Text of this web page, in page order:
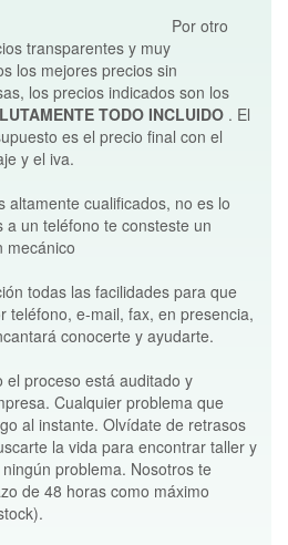
Por otro
transparentes y muy
los mejores precios sin
los precios indicados son los
TODO INCLUIDO . El
es el precio final con el
y el iva.
altamente cualificados, no es lo
a un teléfono te consteste un
mecánico
todas las facilidades para que
teléfono, e-mail, fax, en presencia,
conocerte y ayudarte.
el proceso está auditado y
Cualquier problema que
al instante. Olvídate de retrasos
la vida para encontrar taller y
problema. Nosotros te
de 48 horas como máximo